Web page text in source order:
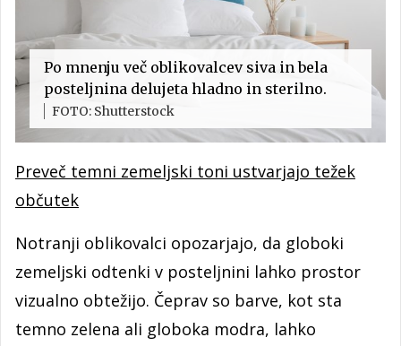
Po mnenju več oblikovalcev siva in bela
posteljnina delujeta hladno in sterilno.
FOTO: Shutterstock
Preveč temni zemeljski toni ustvarjajo težek
občutek
Notranji oblikovalci opozarjajo, da globoki
zemeljski odtenki v posteljnini lahko prostor
vizualno obtežijo. Čeprav so barve, kot sta
temno zelena ali globoka modra, lahko